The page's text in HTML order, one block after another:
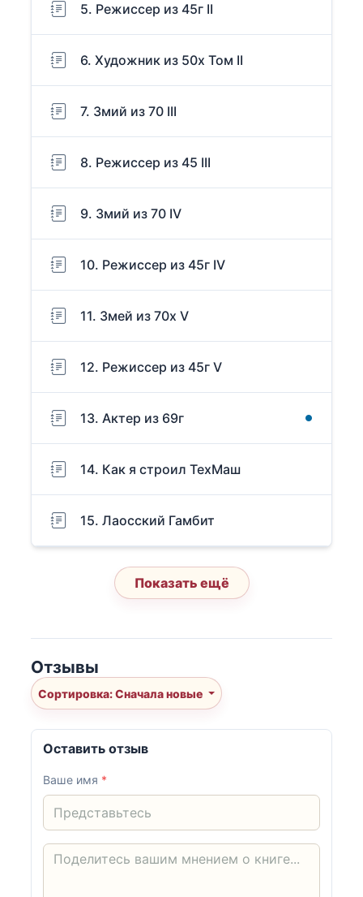
5. Режиссер из 45г II
6. Художник из 50х Том II
7. Змий из 70 III
8. Режиссер из 45 III
9. Змий из 70 IV
10. Режиссер из 45г IV
11. Змей из 70х V
12. Режиссер из 45г V
13. Актер из 69г
14. Как я строил ТехМаш
15. Лаосский Гамбит
Показать ещё
Отзывы
Сортировка: Сначала новые
Оставить отзыв
Ваше имя *